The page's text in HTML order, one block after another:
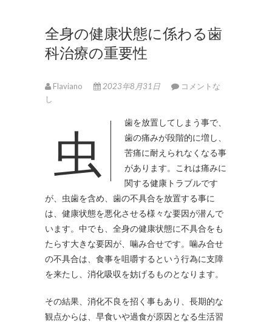
全身の健康状態に係わる歯
科治療の重要性
Flaviano 2023年8月31日
コメントな
し
虫歯を放置してしまう事で、
歯の痛みが段階的に増し、
苦痛に耐えられなくなる事
があります。
これは痛みに
関する健康トラブルです
が、虫歯を含め、歯の不具合を放置する事に
は、健康状態を悪化させる様々な要因が潜んで
います。中でも、全身の健康状態に不具合をも
たらす大きな要因が、噛み合せです。噛み合せ
の不具合は、食事を咀嚼するという行為に支障
を来たし、消化吸収を妨げるものとなります。
その結果、消化不良を招く事もあり、長期的な
観点からは、早食いや過食が原因となる生活習